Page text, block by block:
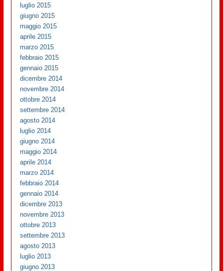
luglio 2015
giugno 2015
maggio 2015
aprile 2015
marzo 2015
febbraio 2015
gennaio 2015
dicembre 2014
novembre 2014
ottobre 2014
settembre 2014
agosto 2014
luglio 2014
giugno 2014
maggio 2014
aprile 2014
marzo 2014
febbraio 2014
gennaio 2014
dicembre 2013
novembre 2013
ottobre 2013
settembre 2013
agosto 2013
luglio 2013
giugno 2013